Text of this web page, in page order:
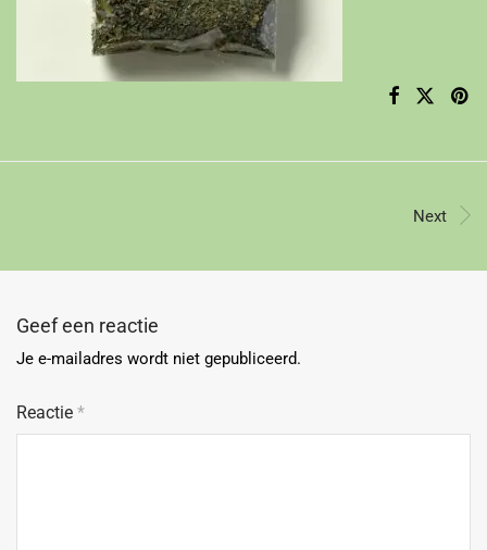
Next
Geef een reactie
Je e-mailadres wordt niet gepubliceerd.
Reactie *